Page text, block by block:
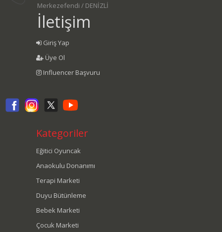
Merkezefendi / DENİZLİ
İletişim
Giriş Yap
Üye Ol
Influencer Başvuru
Kategoriler
Eğitici Oyuncak
Anaokulu Donanımı
Terapi Marketi
Duyu Bütünleme
Bebek Marketi
Çocuk Marketi